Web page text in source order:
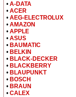
• A-DATA
• ACER
• AEG-ELECTROLUX
• AMAZON
• APPLE
• ASUS
• BAUMATIC
• BELKIN
• BLACK-DECKER
• BLACKBERRY
• BLAUPUNKT
• BOSCH
• BRAUN
• CALEX